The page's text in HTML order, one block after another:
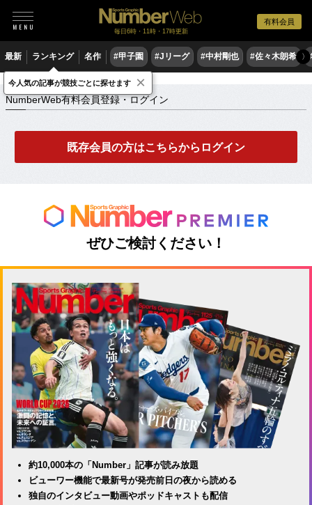
有料会員
毎日6時・11時・17時更新
最新 ランキング 名作 #甲子園 #Jリーグ #中村剛也 #佐々木朗希 〉
NumberWeb有料会員登録・ログイン
NumberWeb有料会員登録・ログイン
既存会員の方はこちらからログイン
ぜひご検討ください！
約10,000本の「Number」記事が読み放題
ビューワー機能で最新号が発売前日の夜から読める
独自のインタビュー動画やポッドキャストも配信
今人気の記事が競技ごとに探せます ×